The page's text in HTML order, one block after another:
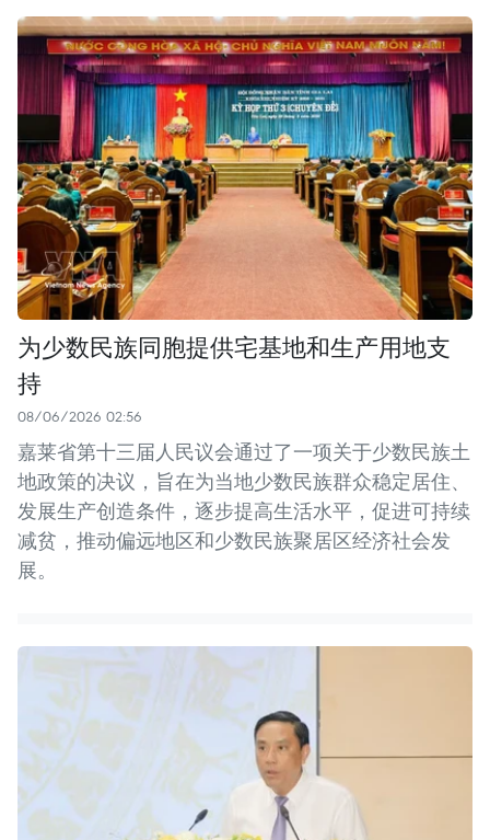
为少数民族同胞提供宅基地和生产用地支
持
08/06/2026 02:56
嘉莱省第十三届人民议会通过了一项关于少数民族土
地政策的决议，旨在为当地少数民族群众稳定居住、
发展生产创造条件，逐步提高生活水平，促进可持续
减贫，推动偏远地区和少数民族聚居区经济社会发
展。